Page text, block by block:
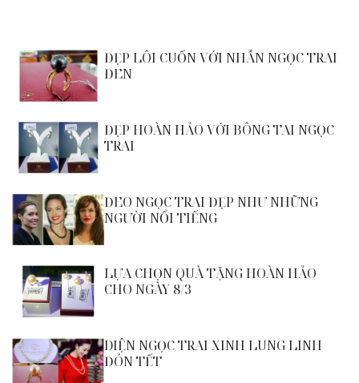
ĐẸP LÔI CUỐN VỚI NHẪN NGỌC TRAI
ĐEN
ĐẸP HOÀN HẢO VỚI BÔNG TAI NGỌC
TRAI
ĐEO NGỌC TRAI ĐẸP NHƯ NHỮNG
NGƯỜI NỔI TIẾNG
LỰA CHỌN QUÀ TẶNG HOÀN HẢO
CHO NGÀY 8/3
DIỆN NGỌC TRAI XINH LUNG LINH
ĐÓN TẾT